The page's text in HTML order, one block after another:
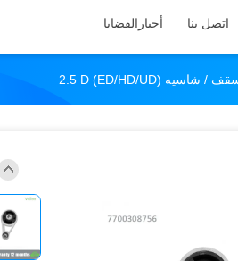
اتصل بنا أخبار القضايا